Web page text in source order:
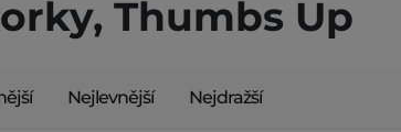
Thumbs Up
Nejlevnější Nejdražší